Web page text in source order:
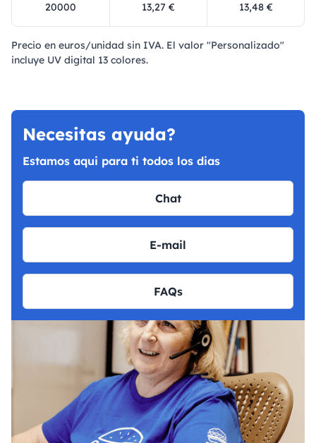
20000 13,27 € 13,48 €
Precio en euros/unidad sin IVA. El valor "Personalizado"
incluye UV digital 13 colores.
Necesitas ayuda?
Estamos aqui para ti todos los dias
Chat
E-mail
FAQs